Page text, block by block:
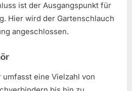
ist der Ausgangspunkt für
Hier wird der Gartenschlauch
angeschlossen.
eine Vielzahl von